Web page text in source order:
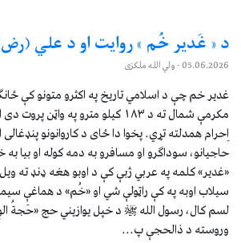
د « غَدیر خُم » روایت او د علي
05.06.2026- ولي الله ملکزی
غدیر خم چې د اسلامي تاریخ په اکثرو متونو کې
مکرمې شمال ته د ۱۸۳ کیلو مترو په
اِحرام همدلته تړي. پخوا دا ځای د کاروانونو
حاجیانو، سوداګرو او مسافرو به دمه کوله او بیا
«غدیر» کلمه په عربي ژبې کې د اوبو هغه ډنډ ته
سیلاب اوبه په کې راټولې شي او «خُم» د هماغې
لسم کال، رسول الله ﷺ د خپل یوازیني حج «حَجةُ
وروسته د ذالحجې پ...